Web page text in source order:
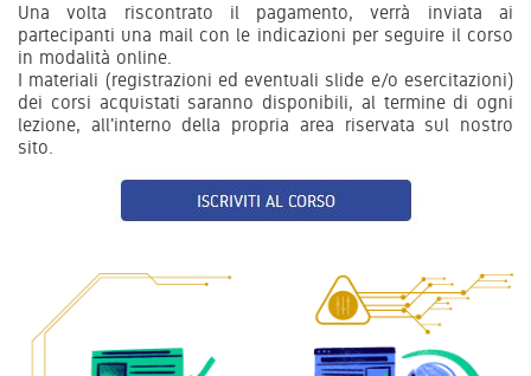
Una volta riscontrato il pagamento, verrà inviata ai
partecipanti una mail con le indicazioni per seguire il corso
in modalità online.
I materiali (registrazioni ed eventuali slide e/o esercitazioni)
dei corsi acquistati saranno disponibili, al termine di ogni
lezione, all'interno della propria area riservata sul nostro
sito.